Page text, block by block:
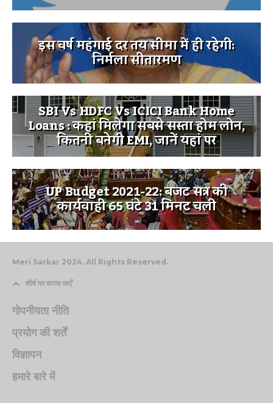
इस वर्ष महंगाई दर तय सीमा में ही रहेगी:
निर्मला सीतारमण
SBI Vs HDFC Vs ICICI Bank Home
Loans : कहां मिलेगा सबसे सस्ता होम लोन,
कितनी बनेगी EMI, जानें यहां पर
UP Budget 2021-22: बजट सत्र की
कार्यवाही 65 घंटे 31 मिनट चली
Meri Sarkar 2024. All Rights Reserved.
शीर्ष पर वापस जाएँ
गोपनीयता नीति
प्रयोग की शर्तें
विज्ञापन
हमारे बारे में